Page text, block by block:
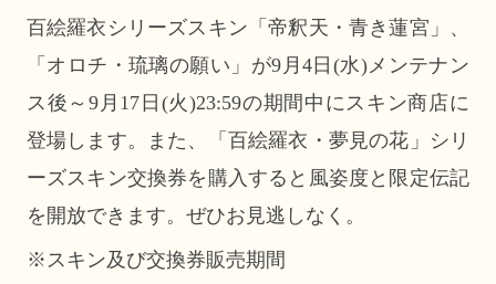
百絵羅衣シリーズスキン「帝釈天・青き蓮宮」、
「オロチ・琉璃の願い」が9月4日(水)メンテナン
ス後～9月17日(火)23:59の期間中にスキン商店に
登場します。また、「百絵羅衣・夢見の花」シリ
ーズスキン交換券を購入すると風姿度と限定伝記
を開放できます。ぜひお見逃しなく。
※スキン及び交換券販売期間